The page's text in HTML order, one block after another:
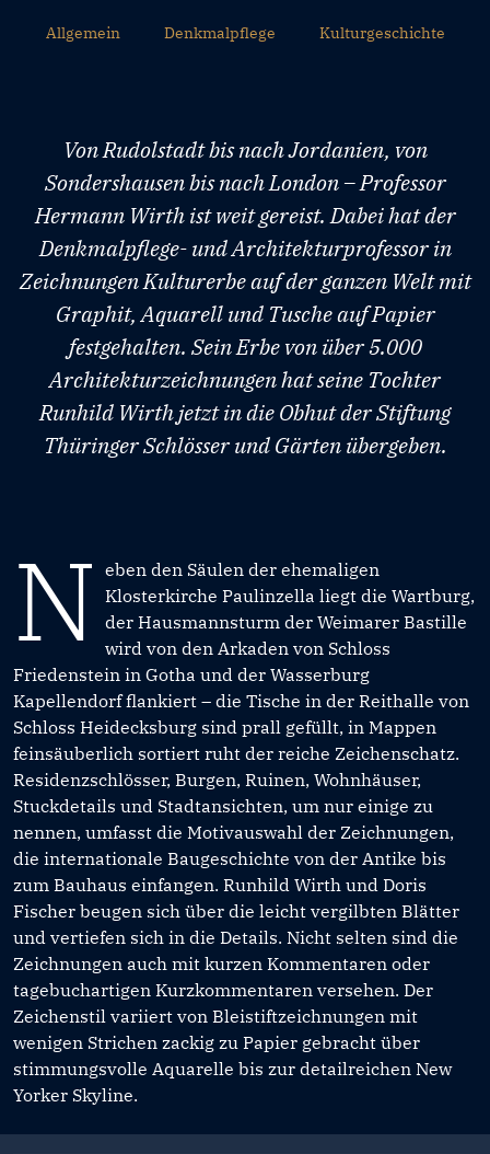
Allgemein Denkmalpflege Kulturgeschichte
Von Rudolstadt bis nach Jordanien, von
Sondershausen bis nach London – Professor
Hermann Wirth ist weit gereist. Dabei hat der
Denkmalpflege- und Architekturprofessor in
Zeichnungen Kulturerbe auf der ganzen Welt mit
Graphit, Aquarell und Tusche auf Papier
festgehalten. Sein Erbe von über 5.000
Architekturzeichnungen hat seine Tochter
Runhild Wirth jetzt in die Obhut der Stiftung
Thüringer Schlösser und Gärten übergeben.
N eben den Säulen der ehemaligen
Klosterkirche Paulinzella liegt die Wartburg,
der Hausmannsturm der Weimarer Bastille
wird von den Arkaden von Schloss
Friedenstein in Gotha und der Wasserburg
Kapellendorf flankiert – die Tische in der Reithalle von
Schloss Heidecksburg sind prall gefüllt, in Mappen
feinsäuberlich sortiert ruht der reiche Zeichenschatz.
Residenzschlösser, Burgen, Ruinen, Wohnhäuser,
Stuckdetails und Stadtansichten, um nur einige zu
nennen, umfasst die Motivauswahl der Zeichnungen,
die internationale Baugeschichte von der Antike bis
zum Bauhaus einfangen. Runhild Wirth und Doris
Fischer beugen sich über die leicht vergilbten Blätter
und vertiefen sich in die Details. Nicht selten sind die
Zeichnungen auch mit kurzen Kommentaren oder
tagebuchartigen Kurzkommentaren versehen. Der
Zeichenstil variiert von Bleistiftzeichnungen mit
wenigen Strichen zackig zu Papier gebracht über
stimmungsvolle Aquarelle bis zur detailreichen New
Yorker Skyline.